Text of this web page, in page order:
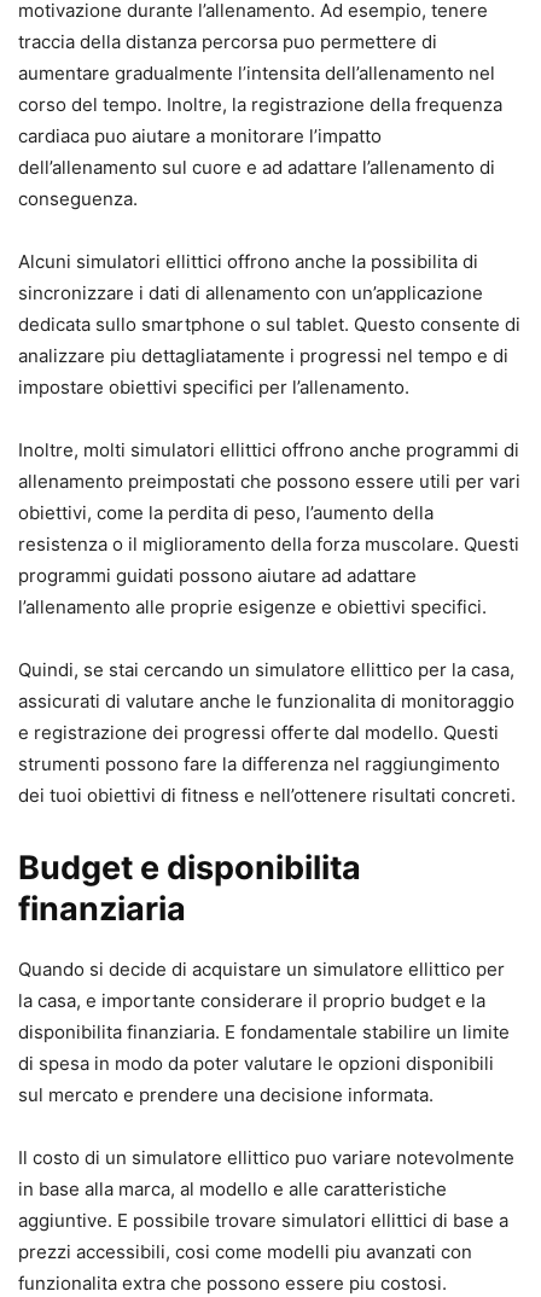
motivazione durante l’allenamento. Ad esempio, tenere
traccia della distanza percorsa puo permettere di
aumentare gradualmente l’intensita dell’allenamento nel
corso del tempo. Inoltre, la registrazione della frequenza
cardiaca puo aiutare a monitorare l’impatto
dell’allenamento sul cuore e ad adattare l’allenamento di
conseguenza.
Alcuni simulatori ellittici offrono anche la possibilita di
sincronizzare i dati di allenamento con un’applicazione
dedicata sullo smartphone o sul tablet. Questo consente di
analizzare piu dettagliatamente i progressi nel tempo e di
impostare obiettivi specifici per l’allenamento.
Inoltre, molti simulatori ellittici offrono anche programmi di
allenamento preimpostati che possono essere utili per vari
obiettivi, come la perdita di peso, l’aumento della
resistenza o il miglioramento della forza muscolare. Questi
programmi guidati possono aiutare ad adattare
l’allenamento alle proprie esigenze e obiettivi specifici.
Quindi, se stai cercando un simulatore ellittico per la casa,
assicurati di valutare anche le funzionalita di monitoraggio
e registrazione dei progressi offerte dal modello. Questi
strumenti possono fare la differenza nel raggiungimento
dei tuoi obiettivi di fitness e nell’ottenere risultati concreti.
Budget e disponibilita
finanziaria
Quando si decide di acquistare un simulatore ellittico per
la casa, e importante considerare il proprio budget e la
disponibilita finanziaria. E fondamentale stabilire un limite
di spesa in modo da poter valutare le opzioni disponibili
sul mercato e prendere una decisione informata.
Il costo di un simulatore ellittico puo variare notevolmente
in base alla marca, al modello e alle caratteristiche
aggiuntive. E possibile trovare simulatori ellittici di base a
prezzi accessibili, cosi come modelli piu avanzati con
funzionalita extra che possono essere piu costosi.